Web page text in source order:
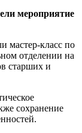
мероприятие
класс по
отделении на
старших и
сохранение